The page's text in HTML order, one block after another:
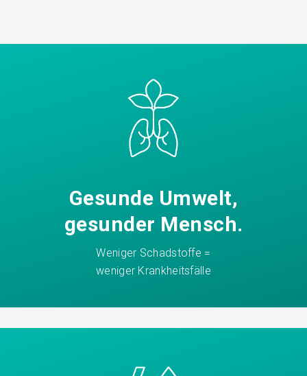
Gesunde Umwelt,
gesunder Mensch.
Weniger Schadstoffe =
weniger Krankheitsfälle